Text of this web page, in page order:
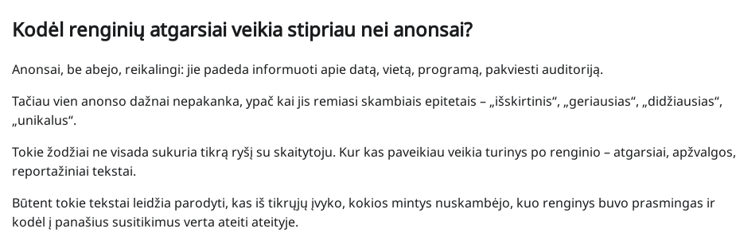
Kodėl renginių atgarsiai veikia stipriau nei anonsai?
Anonsai, be abejo, reikalingi: jie padeda informuoti apie datą, vietą, programą, pakviesti auditoriją.
Tačiau vien anonso dažnai nepakanka, ypač kai jis remiasi skambiais epitetais – „išskirtinis“, „geriausias“, „didžiausias“,
„unikalus“.
Tokie žodžiai ne visada sukuria tikrą ryšį su skaitytoju. Kur kas paveikiau veikia turinys po renginio – atgarsiai, apžvalgos,
reportažiniai tekstai.
Būtent tokie tekstai leidžia parodyti, kas iš tikrųjų įvyko, kokios mintys nuskambėjo, kuo renginys buvo prasmingas ir
kodėl į panašius susitikimus verta ateiti ateityje.